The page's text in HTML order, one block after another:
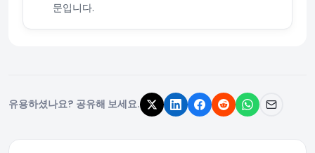
문입니다.
유용하셨나요? 공유해 보세요.